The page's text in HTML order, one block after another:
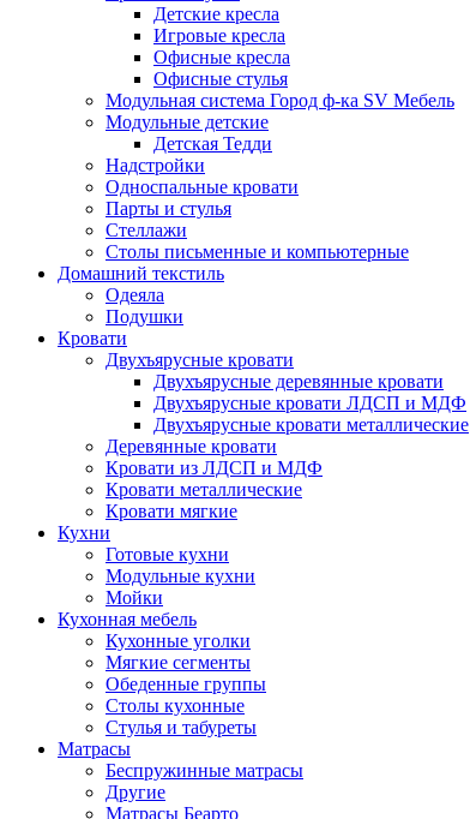
Детские кресла
Игровые кресла
Офисные кресла
Офисные стулья
Модульная система Город ф-ка SV Мебель
Модульные детские
Детская Тедди
Надстройки
Односпальные кровати
Парты и стулья
Стеллажи
Столы письменные и компьютерные
Домашний текстиль
Одеяла
Подушки
Кровати
Двухъярусные кровати
Двухъярусные деревянные кровати
Двухъярусные кровати ЛДСП и МДФ
Двухъярусные кровати металлические
Деревянные кровати
Кровати из ЛДСП и МДФ
Кровати металлические
Кровати мягкие
Кухни
Готовые кухни
Модульные кухни
Мойки
Кухонная мебель
Кухонные уголки
Мягкие сегменты
Обеденные группы
Столы кухонные
Стулья и табуреты
Матрасы
Беспружинные матрасы
Другие
Матрасы Беарто